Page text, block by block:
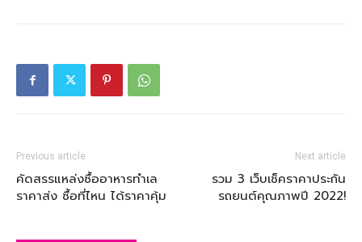
Previous article
คัดสรรแหล่งซื้ออาหารทำเล
ราคาส่ง ซื้อที่ไหน ได้ราคาคุ้ม
Next article
รวม 3 เว็บเช็คราคาประกัน
รถยนต์คุณภาพปี 2022!